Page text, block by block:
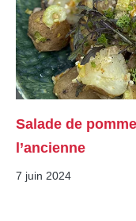
Salade de
l’ancienne
7 juin 2024